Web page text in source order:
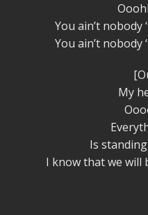
You ain’t nobody
You ain’t nobody
My
Is
I know that we will